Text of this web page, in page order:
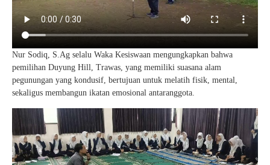
Nur Sodiq, S.Ag selalu Waka Kesiswaan mengungkapkan bahwa
pemilihan Duyung Hill, Trawas, yang memiliki suasana alam
pegunungan yang kondusif, bertujuan untuk melatih fisik, mental,
sekaligus membangun ikatan emosional antaranggota.